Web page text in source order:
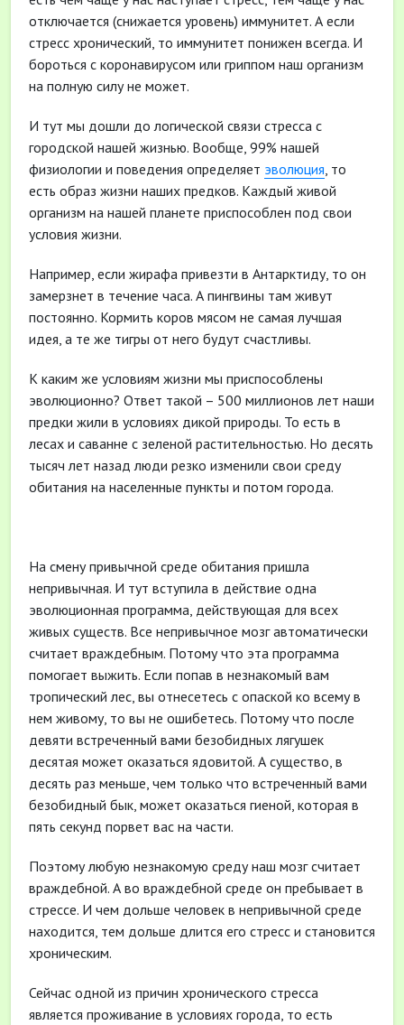
отключается (снижается уровень) иммунитет. А если
стресс хронический, то иммунитет понижен всегда. И
бороться с коронавирусом или гриппом наш организм
на полную силу не может.
И тут мы дошли до логической связи стресса с
городской нашей жизнью. Вообще, 99% нашей
физиологии и поведения определяет эволюция, то
есть образ жизни наших предков. Каждый живой
организм на нашей планете приспособлен под свои
условия жизни.
Например, если жирафа привезти в Антарктиду, то он
замерзнет в течение часа. А пингвины там живут
постоянно. Кормить коров мясом не самая лучшая
идея, а те же тигры от него будут счастливы.
К каким же условиям жизни мы приспособлены
эволюционно? Ответ такой – 500 миллионов лет наши
предки жили в условиях дикой природы. То есть в
лесах и саванне с зеленой растительностью. Но десять
тысяч лет назад люди резко изменили свои среду
обитания на населенные пункты и потом города.
На смену привычной среде обитания пришла
непривычная. И тут вступила в действие одна
эволюционная программа, действующая для всех
живых существ. Все непривычное мозг автоматически
считает враждебным. Потому что эта программа
помогает выжить. Если попав в незнакомый вам
тропический лес, вы отнесетесь с опаской ко всему в
нем живому, то вы не ошибетесь. Потому что после
девяти встреченный вами безобидных лягушек
десятая может оказаться ядовитой. А существо, в
десять раз меньше, чем только что встреченный вами
безобидный бык, может оказаться гиеной, которая в
пять секунд порвет вас на части.
Поэтому любую незнакомую среду наш мозг считает
враждебной. А во враждебной среде он пребывает в
стрессе. И чем дольше человек в непривычной среде
находится, тем дольше длится его стресс и становится
хроническим.
Сейчас одной из причин хронического стресса
является проживание в условиях города, то есть